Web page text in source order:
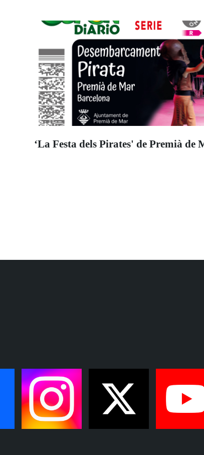
‘La Festa dels Pirates' de Premià de